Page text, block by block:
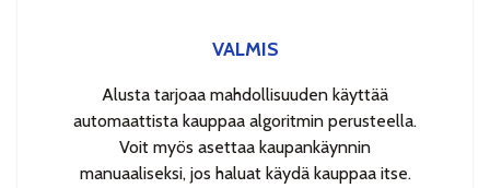
VALMIS
Alusta tarjoaa mahdollisuuden käyttää
automaattista kauppaa algoritmin perusteella.
Voit myös asettaa kaupankäynnin
manuaaliseksi, jos haluat käydä kauppaa itse.